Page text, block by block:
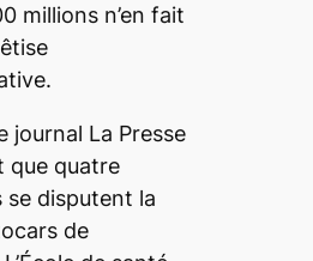
millions n’en fait
journal La Presse
que quatre
se disputent la
de